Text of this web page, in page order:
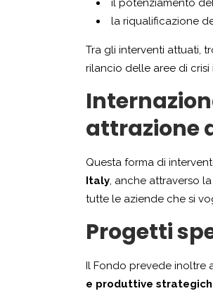
il potenziamento
la riqualificazione
Tra gli interventi attuati,
rilancio delle aree di crisi
attrazione
Questa forma di
Italy, anche attraverso
tutte le aziende che si
Progetti
Il Fondo prevede inoltre
e produttive